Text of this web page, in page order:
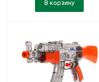
В корзину